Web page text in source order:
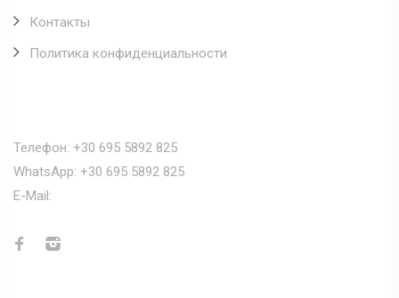
Контакты
Политика конфиденциальности
Телефон: +30 695 5892 825
WhatsApp: +30 695 5892 825
E-Mail: